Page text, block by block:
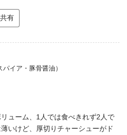
有
イア・豚骨醤油）
ューム、1人では食べきれず2人で
いけど、厚切りチャーシューがド